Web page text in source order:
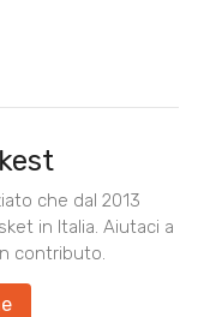
che dal 2013
in Italia. Aiutaci a
contributo.